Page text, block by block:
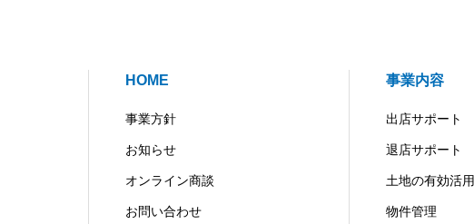
HOME
事業方針
お知らせ
オンライン商談
お問い合わせ
事業内容
出店サポート
退店サポート
土地の有効活用
物件管理